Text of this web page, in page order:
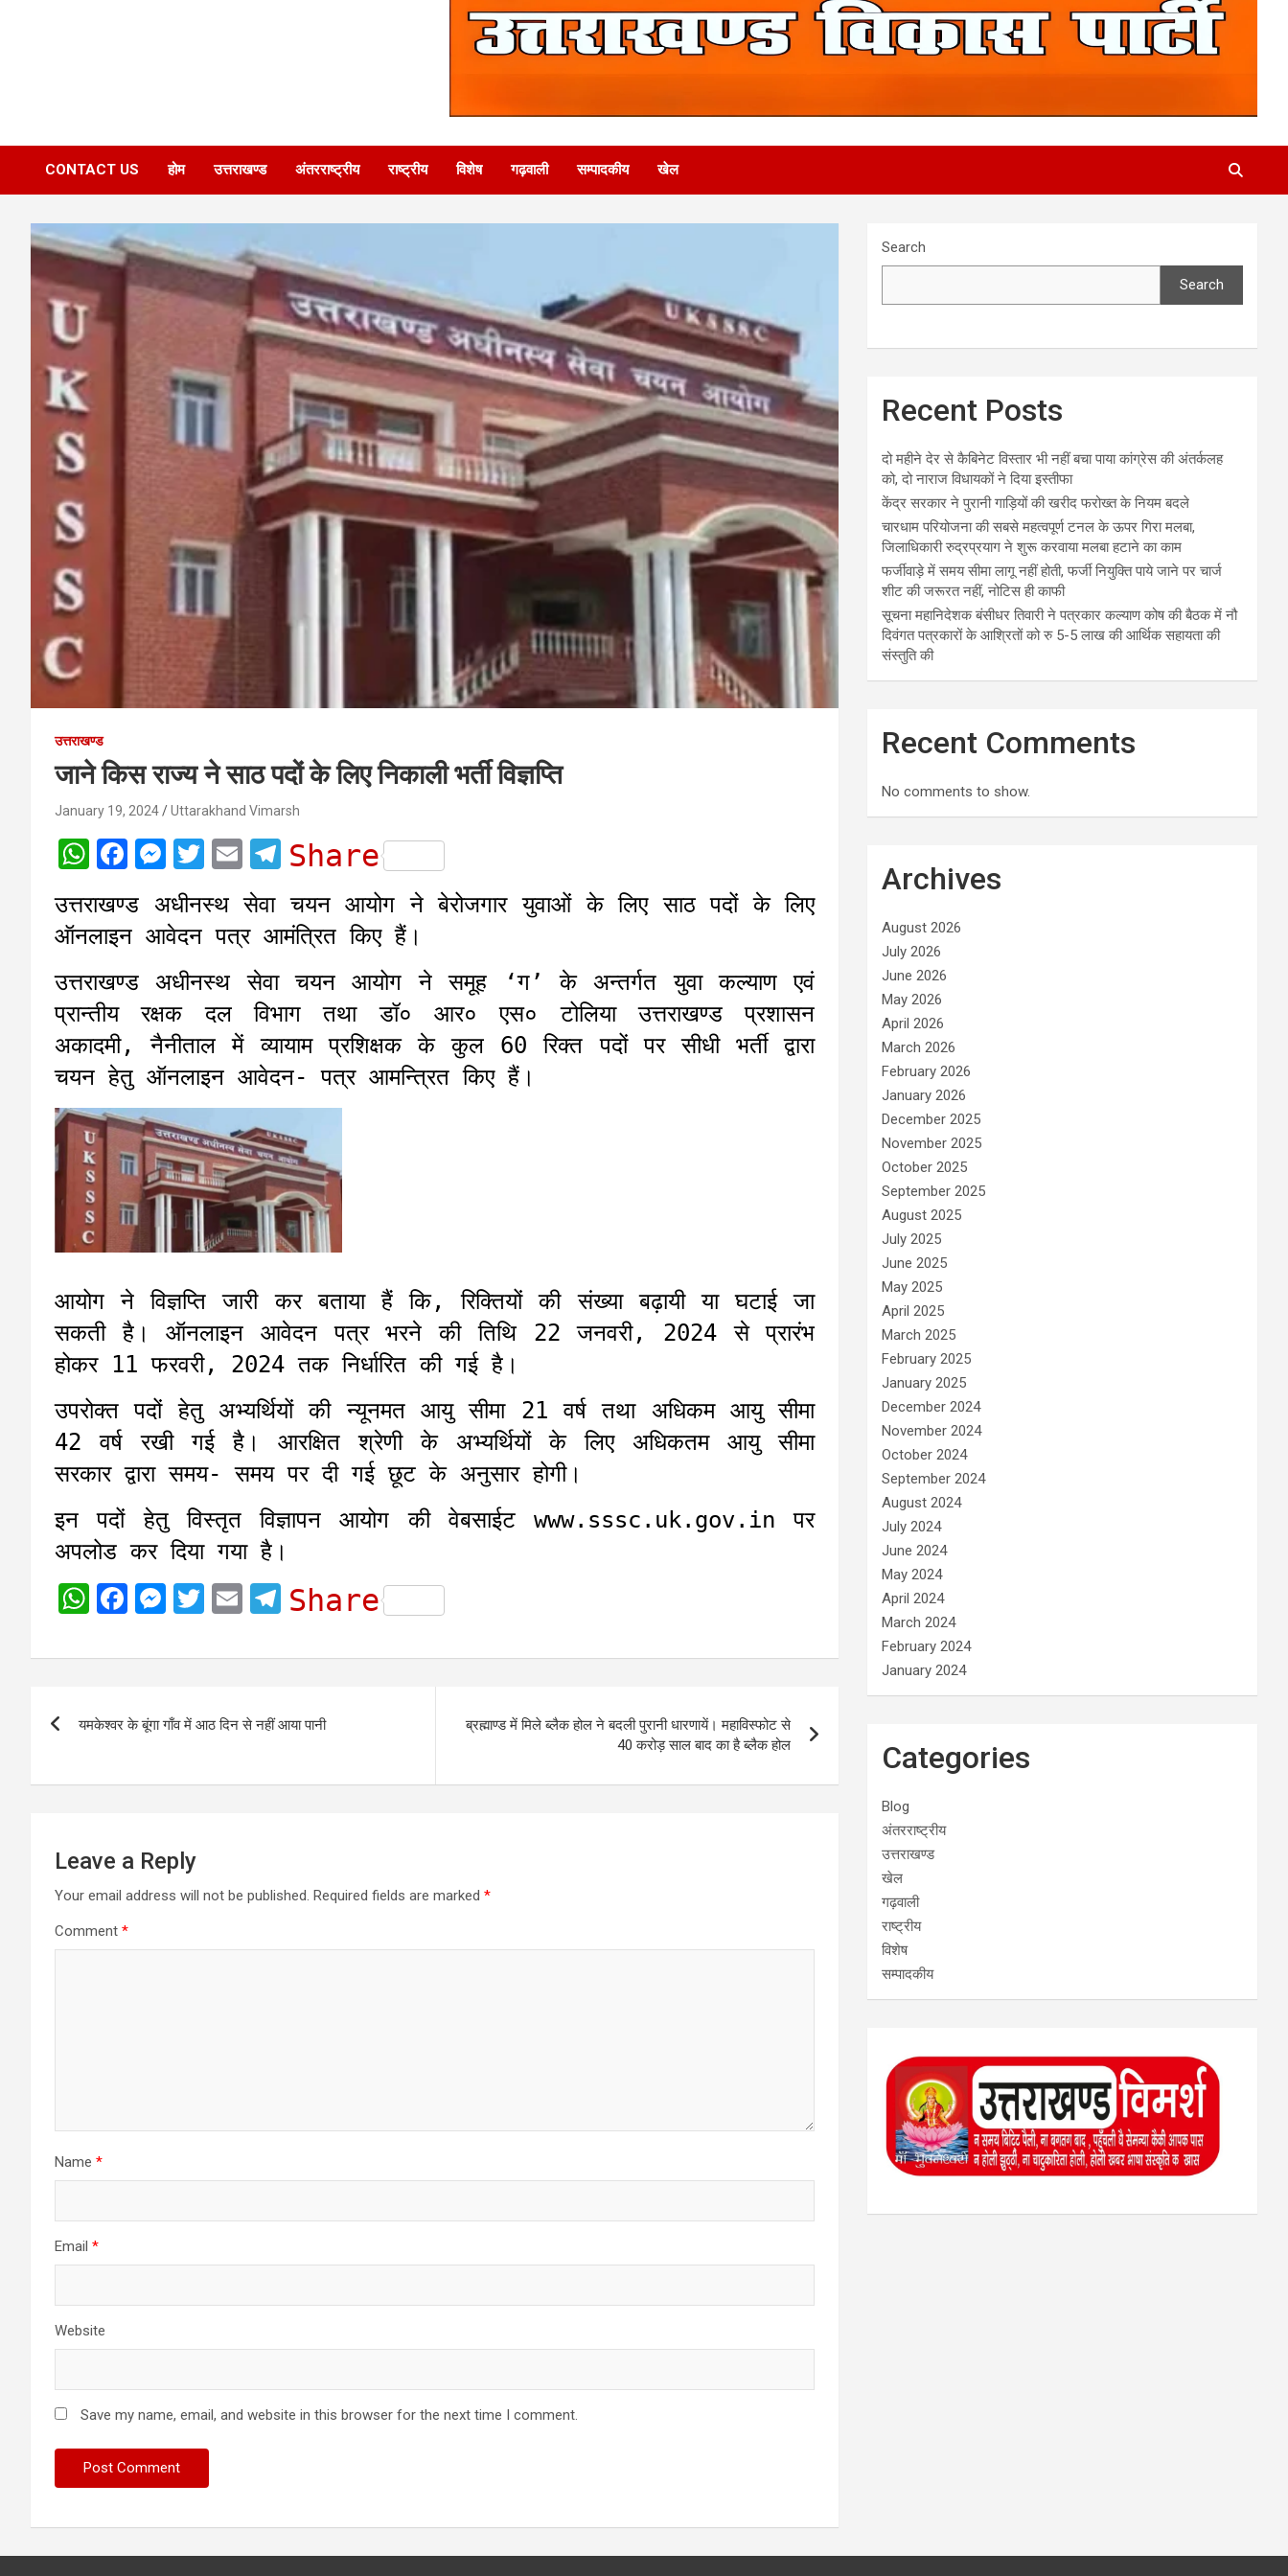
CONTACT US होम उत्तराखण्ड अंतरराष्ट्रीय राष्ट्रीय विशेष गढ़वाली सम्पादकीय खेल
उत्तराखण्ड
जाने किस राज्य ने साठ पदों के लिए निकाली भर्ती विज्ञप्ति
January 19, 2024 Uttarakhand Vimarsh
W
a
t
s
A
p
p
F
c
e
b
o
k
M
e
s
s
e
n
g
e
r
T
i
t
t
e
r
E
m
a
i
l
T
l
e
g
r
a
m
Share
उत्तराखण्ड अधीनस्थ सेवा चयन आयोग ने बेरोजगार युवाओं के लिए साठ पदों के लिए
ऑनलाइन आवेदन पत्र आमंत्रित किए हैं।
उत्तराखण्ड अधीनस्थ सेवा चयन आयोग ने समूह ‘ग’ के अन्तर्गत युवा कल्याण एवं
प्रान्तीय रक्षक दल विभाग तथा डॉ० आर० एस० टोलिया उत्तराखण्ड प्रशासन
अकादमी, नैनीताल में व्यायाम प्रशिक्षक के कुल 60 रिक्त पदों पर सीधी भर्ती द्वारा
चयन हेतु ऑनलाइन आवेदन- पत्र आमन्त्रित किए हैं।
आयोग ने विज्ञप्ति जारी कर बताया हैं कि, रिक्तियों की संख्या बढ़ायी या घटाई जा
सकती है। ऑनलाइन आवेदन पत्र भरने की तिथि 22 जनवरी, 2024 से प्रारंभ
होकर 11 फरवरी, 2024 तक निर्धारित की गई है।
उपरोक्त पदों हेतु अभ्यर्थियों की न्यूनमत आयु सीमा 21 वर्ष तथा अधिकम आयु सीमा
42 वर्ष रखी गई है। आरक्षित श्रेणी के अभ्यर्थियों के लिए अधिकतम आयु सीमा
सरकार द्वारा समय- समय पर दी गई छूट के अनुसार होगी।
इन पदों हेतु विस्तृत विज्ञापन आयोग की वेबसाईट www.sssc.uk.gov.in पर
अपलोड कर दिया गया है।
W
a
s
p
F
c
b
o
M
s
e
g
r
T
i
t
r
E
a
l
T
l
g
a
Share
navigation
यमकेश्वर के बूंगा गाँव में आठ दिन से नहीं आया पानी
ब्रह्माण्ड में मिले ब्लैक होल ने बदली पुरानी धारणायें। महाविस्फोट से
40 करोड़ साल बाद का है ब्लैक होल
Leave a Reply
Your email address will not be published. Required fields are marked *
Comment *
Name *
Email *
Website
Save my name, email, and website in this browser for the next time I comment.
Search
Search
Recent Posts
दो महीने देर से कैबिनेट विस्तार भी नहीं बचा पाया कांग्रेस की अंतर्कलह
को, दो नाराज विधायकों ने दिया इस्तीफा
केंद्र सरकार ने पुरानी गाड़ियों की खरीद फरोख्त के नियम बदले
चारधाम परियोजना की सबसे महत्वपूर्ण टनल के ऊपर गिरा मलबा,
जिलाधिकारी रुद्रप्रयाग ने शुरू करवाया मलबा हटाने का काम
फर्जीवाड़े में समय सीमा लागू नहीं होती, फर्जी नियुक्ति पाये जाने पर चार्ज
शीट की जरूरत नहीं, नोटिस ही काफी
सूचना महानिदेशक बंसीधर तिवारी ने पत्रकार कल्याण कोष की बैठक में नौ
दिवंगत पत्रकारों के आश्रितों को रु 5-5 लाख की आर्थिक सहायता की
संस्तुति की
Recent Comments
No comments to show.
Archives
August 2026
July 2026
June 2026
May 2026
April 2026
March 2026
February 2026
January 2026
December 2025
November 2025
October 2025
September 2025
August 2025
July 2025
June 2025
May 2025
April 2025
March 2025
February 2025
January 2025
December 2024
November 2024
October 2024
September 2024
August 2024
July 2024
June 2024
May 2024
April 2024
March 2024
February 2024
January 2024
Categories
Blog
अंतरराष्ट्रीय
उत्तराखण्ड
खेल
गढ़वाली
राष्ट्रीय
विशेष
सम्पादकीय